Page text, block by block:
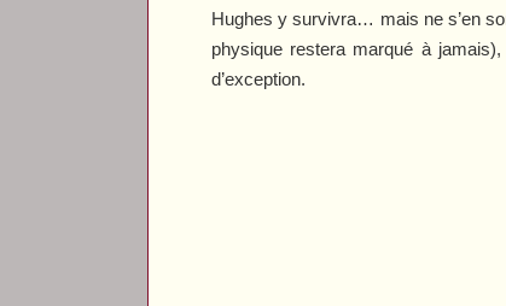
Hughes y survivra… mais ne s’en
physique restera marqué à
d’exception.